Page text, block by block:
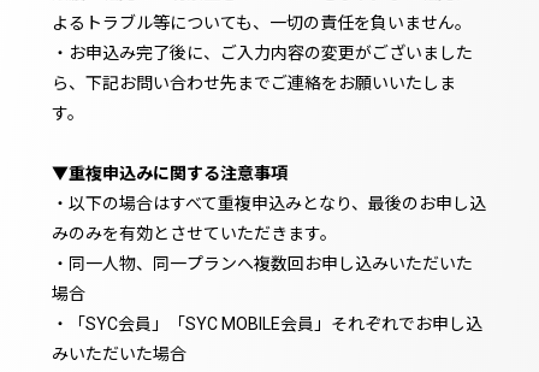
よるトラブル等についても、一切の責任を負いません。
・お申込み完了後に、ご入力内容の変更がございました
ら、下記お問い合わせ先までご連絡をお願いいたしま
す。
▼重複申込みに関する注意事項
・以下の場合はすべて重複申込みとなり、最後のお申し込
みのみを有効とさせていただきます。
・同一人物、同一プランへ複数回お申し込みいただいた
場合
・「SYC会員」「SYC MOBILE会員」それぞれでお申し込
みいただいた場合